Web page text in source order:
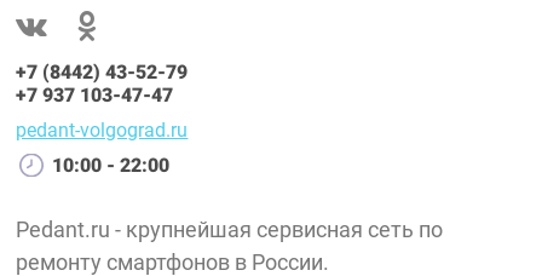
+7 (8442) 43-52-79
+7 937 103-47-47
pedant-volgograd.ru
10:00 - 22:00
Pedant.ru - крупнейшая сервисная сеть по
ремонту смартфонов в России.